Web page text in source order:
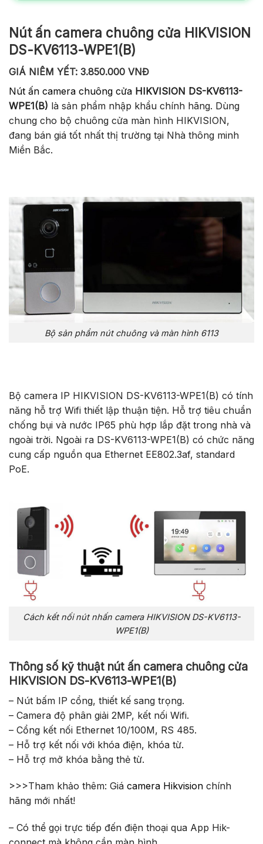
Nút ấn camera chuông cửa HIKVISION
DS-KV6113-WPE1(B)
GIÁ NIÊM YẾT: 3.850.000 VNĐ
Nút ấn camera chuông cửa HIKVISION DS-KV6113-
WPE1(B) là sản phẩm nhập khẩu chính hãng. Dùng
chung cho bộ chuông cửa màn hình HIKVISION,
đang bán giá tốt nhất thị trường tại Nhà thông minh
Miền Bắc.
Bộ sản phẩm nút chuông và màn hình 6113
Bộ camera IP HIKVISION DS-KV6113-WPE1(B) có tính
năng hỗ trợ Wifi thiết lập thuận tiện. Hỗ trợ tiêu chuẩn
chống bụi và nước IP65 phù hợp lắp đặt trong nhà và
ngoài trời. Ngoài ra DS-KV6113-WPE1(B) có chức năng
cung cấp nguồn qua Ethernet EE802.3af, standard
PoE.
Cách kết nối nút nhấn camera HIKVISION DS-KV6113-
WPE1(B)
Thông số kỹ thuật nút ấn camera chuông cửa
HIKVISION DS-KV6113-WPE1(B)
– Nút bấm IP cổng, thiết kế sang trọng.
– Camera độ phân giải 2MP, kết nối Wifi.
– Cổng kết nối Ethernet 10/100M, RS 485.
– Hỗ trợ kết nối với khóa điện, khóa từ.
– Hỗ trợ mở khóa bằng thẻ từ.
>>>Tham khảo thêm: Giá camera Hikvision chính
hãng mới nhất!
– Có thể gọi trực tiếp đến điện thoại qua App Hik-